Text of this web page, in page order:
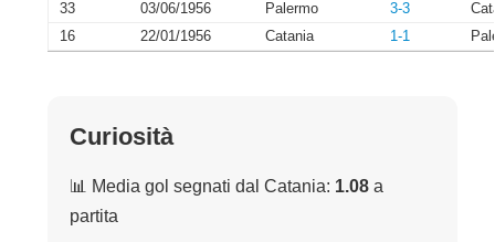
33
03/06/1956 Palermo 3-3
16
22/01/1956 Catania 1-1
Curiosità
📊 Media gol segnati dal Catania: 1.08 a
partita